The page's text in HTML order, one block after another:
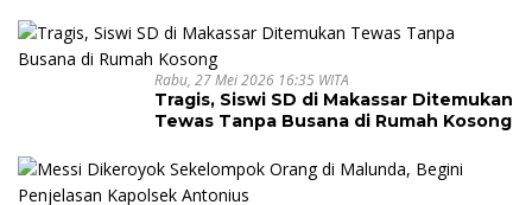
Rabu, 27 Mei 2026 16:35 WITA
Tragis, Siswi SD di Makassar Ditemukan
Tewas Tanpa Busana di Rumah Kosong